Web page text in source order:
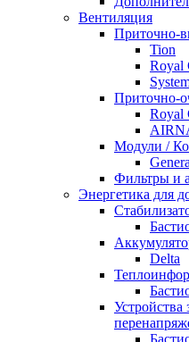
Вентиляция
Приточно-
Tion
Royal
Приточно-
Royal
Модули /
Фильтры и
Энергетика для
Delta